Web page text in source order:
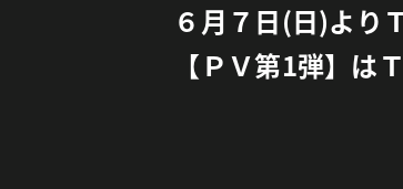
６月７日(日)より
【ＰＶ第1弾】は